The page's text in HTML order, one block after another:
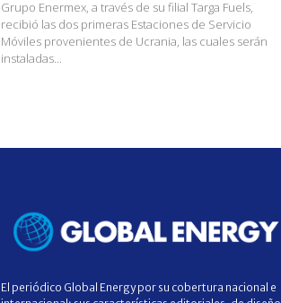
Grupo Enermex, a través de su filial Targa Fuels,
recibió las dos primeras Estaciones de Servicio
Móviles provenientes de Ucrania, las cuales serán
instaladas...
El periódico Global Energy por su cobertura nacional e